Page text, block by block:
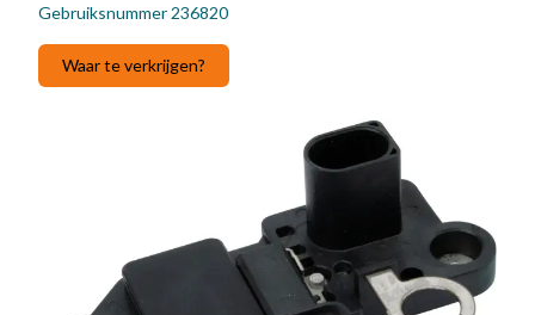
Gebruiksnummer 236820
Waar te verkrijgen?